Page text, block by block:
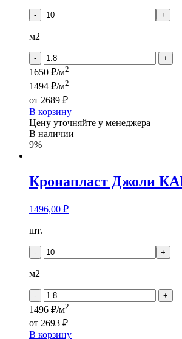
Кронапласт
МОНДРИАН
- +
м2
- +
1650 ₽/м2
1494 ₽/м2
от 2689 ₽
В корзину
Цену уточняйте у менеджера
В наличии
9%
Кронапласт Джоли
1496,00 ₽
Количество
Кронапласт
КАРРАРА
шт.
- +
м2
- +
1496 ₽/м2
от 2693 ₽
В корзину